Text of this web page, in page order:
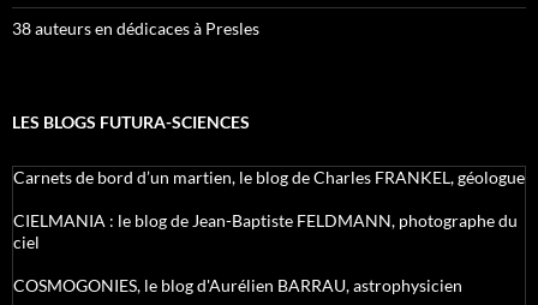
38 auteurs en dédicaces à Presles
LES BLOGS FUTURA-SCIENCES
Carnets de bord d’un martien, le blog de Charles FRANKEL, géologue
CIELMANIA : le blog de Jean-Baptiste FELDMANN, photographe du
ciel
COSMOGONIES, le blog d'Aurélien BARRAU, astrophysicien